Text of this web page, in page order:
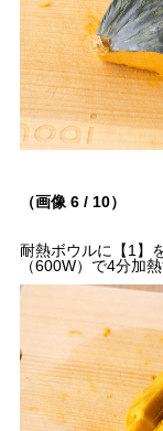
（画像 6 / 10）
耐熱ボウルに【1】
（600W）で4分加